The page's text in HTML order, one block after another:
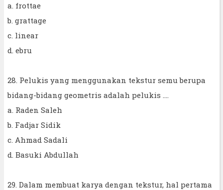
a. frottae
b. grattage
c. linear
d. ebru
28. Pelukis yang menggunakan tekstur semu berupa
bidang-bidang geometris adalah pelukis ....
a. Raden Saleh
b. Fadjar Sidik
c. Ahmad Sadali
d. Basuki Abdullah
29. Dalam membuat karya dengan tekstur, hal pertama